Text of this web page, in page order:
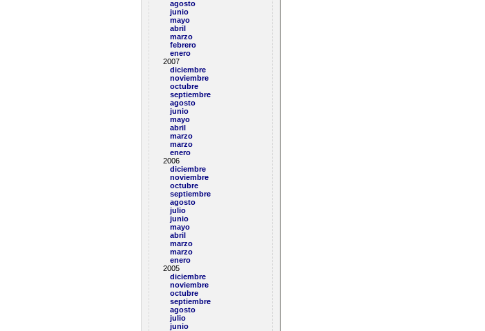
agosto
junio
mayo
abril
marzo
febrero
enero
2007
diciembre
noviembre
octubre
septiembre
agosto
junio
mayo
abril
marzo
marzo
enero
2006
diciembre
noviembre
octubre
septiembre
agosto
julio
junio
mayo
abril
marzo
marzo
enero
2005
diciembre
noviembre
octubre
septiembre
agosto
julio
junio